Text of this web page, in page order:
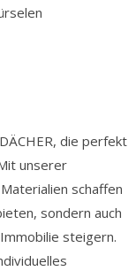
die perfekt
unserer
schaffen
sondern auch
steigern.